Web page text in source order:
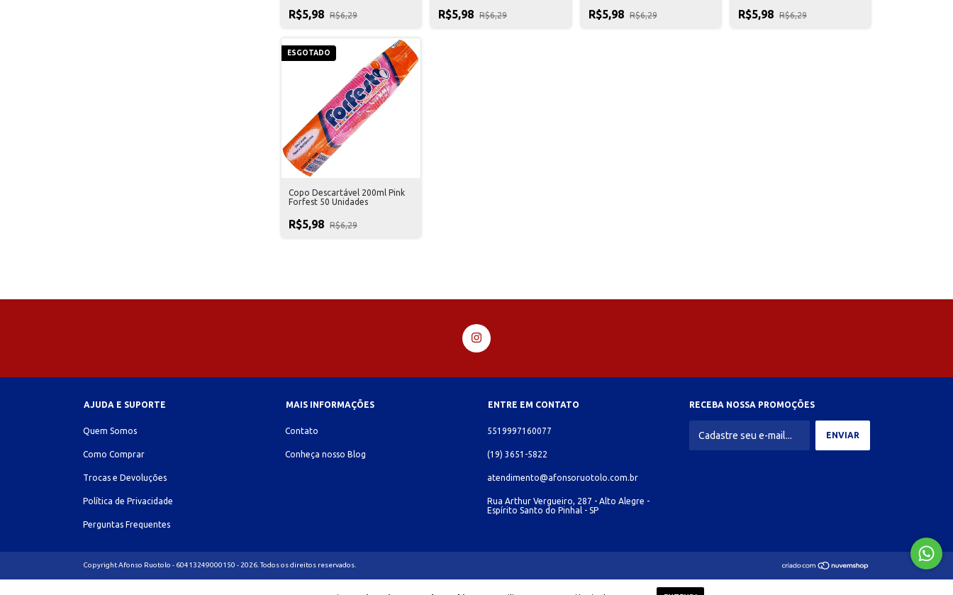
R$5,98 R$6,29 R$5,98 R$6,29 R$5,98 R$6,29 R$5,98 R$6,29
ESGOTADO
Copo Descartável 200ml Pink
Forfest 50 Unidades
R$5,98 R$6,29
AJUDA E SUPORTE
Quem Somos
Como Comprar
Trocas e Devoluções
Política de Privacidade
Perguntas Frequentes
MAIS INFORMAÇÕES
Contato
Conheça nosso Blog
ENTRE EM CONTATO
5519997160077
(19) 3651-5822
atendimento@afonsoruotolo.com.br
Rua Arthur Vergueiro, 287 - Alto Alegre -
Espírito Santo do Pinhal - SP
RECEBA NOSSA PROMOÇÕES
Copyright Afonso Ruotolo - 60413249000150 - 2026. Todos os direitos reservados.